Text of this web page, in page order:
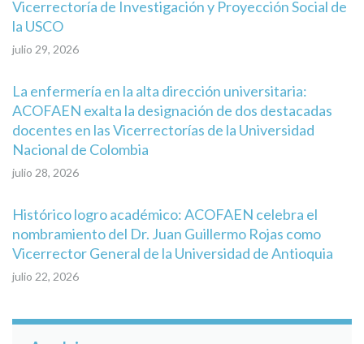
Vicerrectoría de Investigación y Proyección Social de
la USCO
julio 29, 2026
La enfermería en la alta dirección universitaria:
ACOFAEN exalta la designación de dos destacadas
docentes en las Vicerrectorías de la Universidad
Nacional de Colombia
julio 28, 2026
Histórico logro académico: ACOFAEN celebra el
nombramiento del Dr. Juan Guillermo Rojas como
Vicerrector General de la Universidad de Antioquia
julio 22, 2026